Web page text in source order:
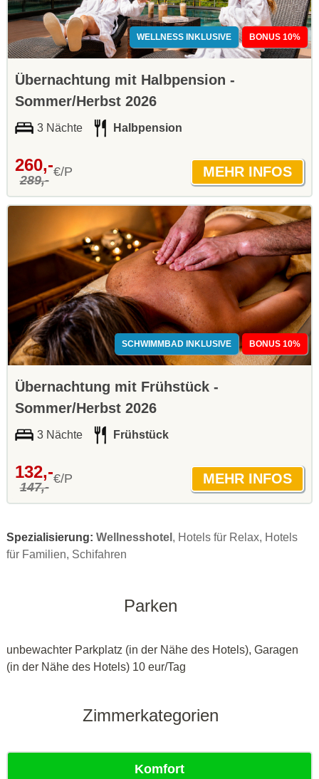
WELLNESS INKLUSIVE BONUS 10%
Übernachtung mit Halbpension -
Sommer/Herbst 2026
3 Nächte Halbpension
260,-
289,-
€/P
SCHWIMMBAD INKLUSIVE BONUS 10%
Übernachtung mit Frühstück -
Sommer/Herbst 2026
3 Nächte Frühstück
132,-
147,-
€/P
Spezialisierung: Wellnesshotel , Hotels für Relax, Hotels
für Familien, Schifahren
Parken
unbewachter Parkplatz (in der Nähe des Hotels), Garagen
(in der Nähe des Hotels) 10 eur/Tag
Zimmerkategorien
Komfort